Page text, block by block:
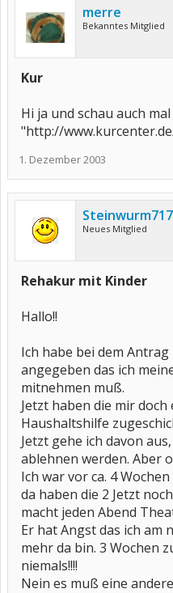
merre
Bekanntes Mitglied
Kur
Hi ja und schau auch
"http://
1. Dezember 2003
Neues Mitglied
Rehakur mit Kinder
Hallo!!
Ich habe bei dem
angegeben das ich
mitnehmen muß.
Jetzt haben die mir
Haushaltshilfe
Jetzt gehe ich davon
ablehnen werden. Aber
Ich war vor ca. 4
da haben die 2 Jetzt
macht jeden Abend
Er hat Angst das ich am
mehr da bin. 3 Wochen
niemals!!!!
Nein es muß eine